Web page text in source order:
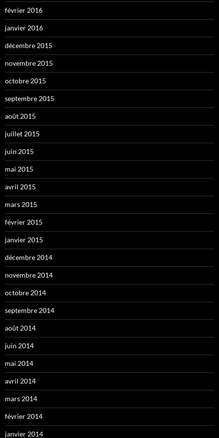
février 2016
janvier 2016
décembre 2015
novembre 2015
octobre 2015
septembre 2015
août 2015
juillet 2015
juin 2015
mai 2015
avril 2015
mars 2015
février 2015
janvier 2015
décembre 2014
novembre 2014
octobre 2014
septembre 2014
août 2014
juin 2014
mai 2014
avril 2014
mars 2014
février 2014
janvier 2014